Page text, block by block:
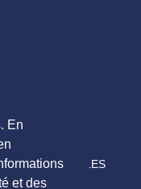
LÉGALES
En
et des